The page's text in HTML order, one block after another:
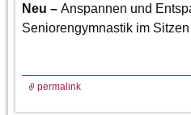
Neu – Anspannen und
Seniorengymnastik im
permalink